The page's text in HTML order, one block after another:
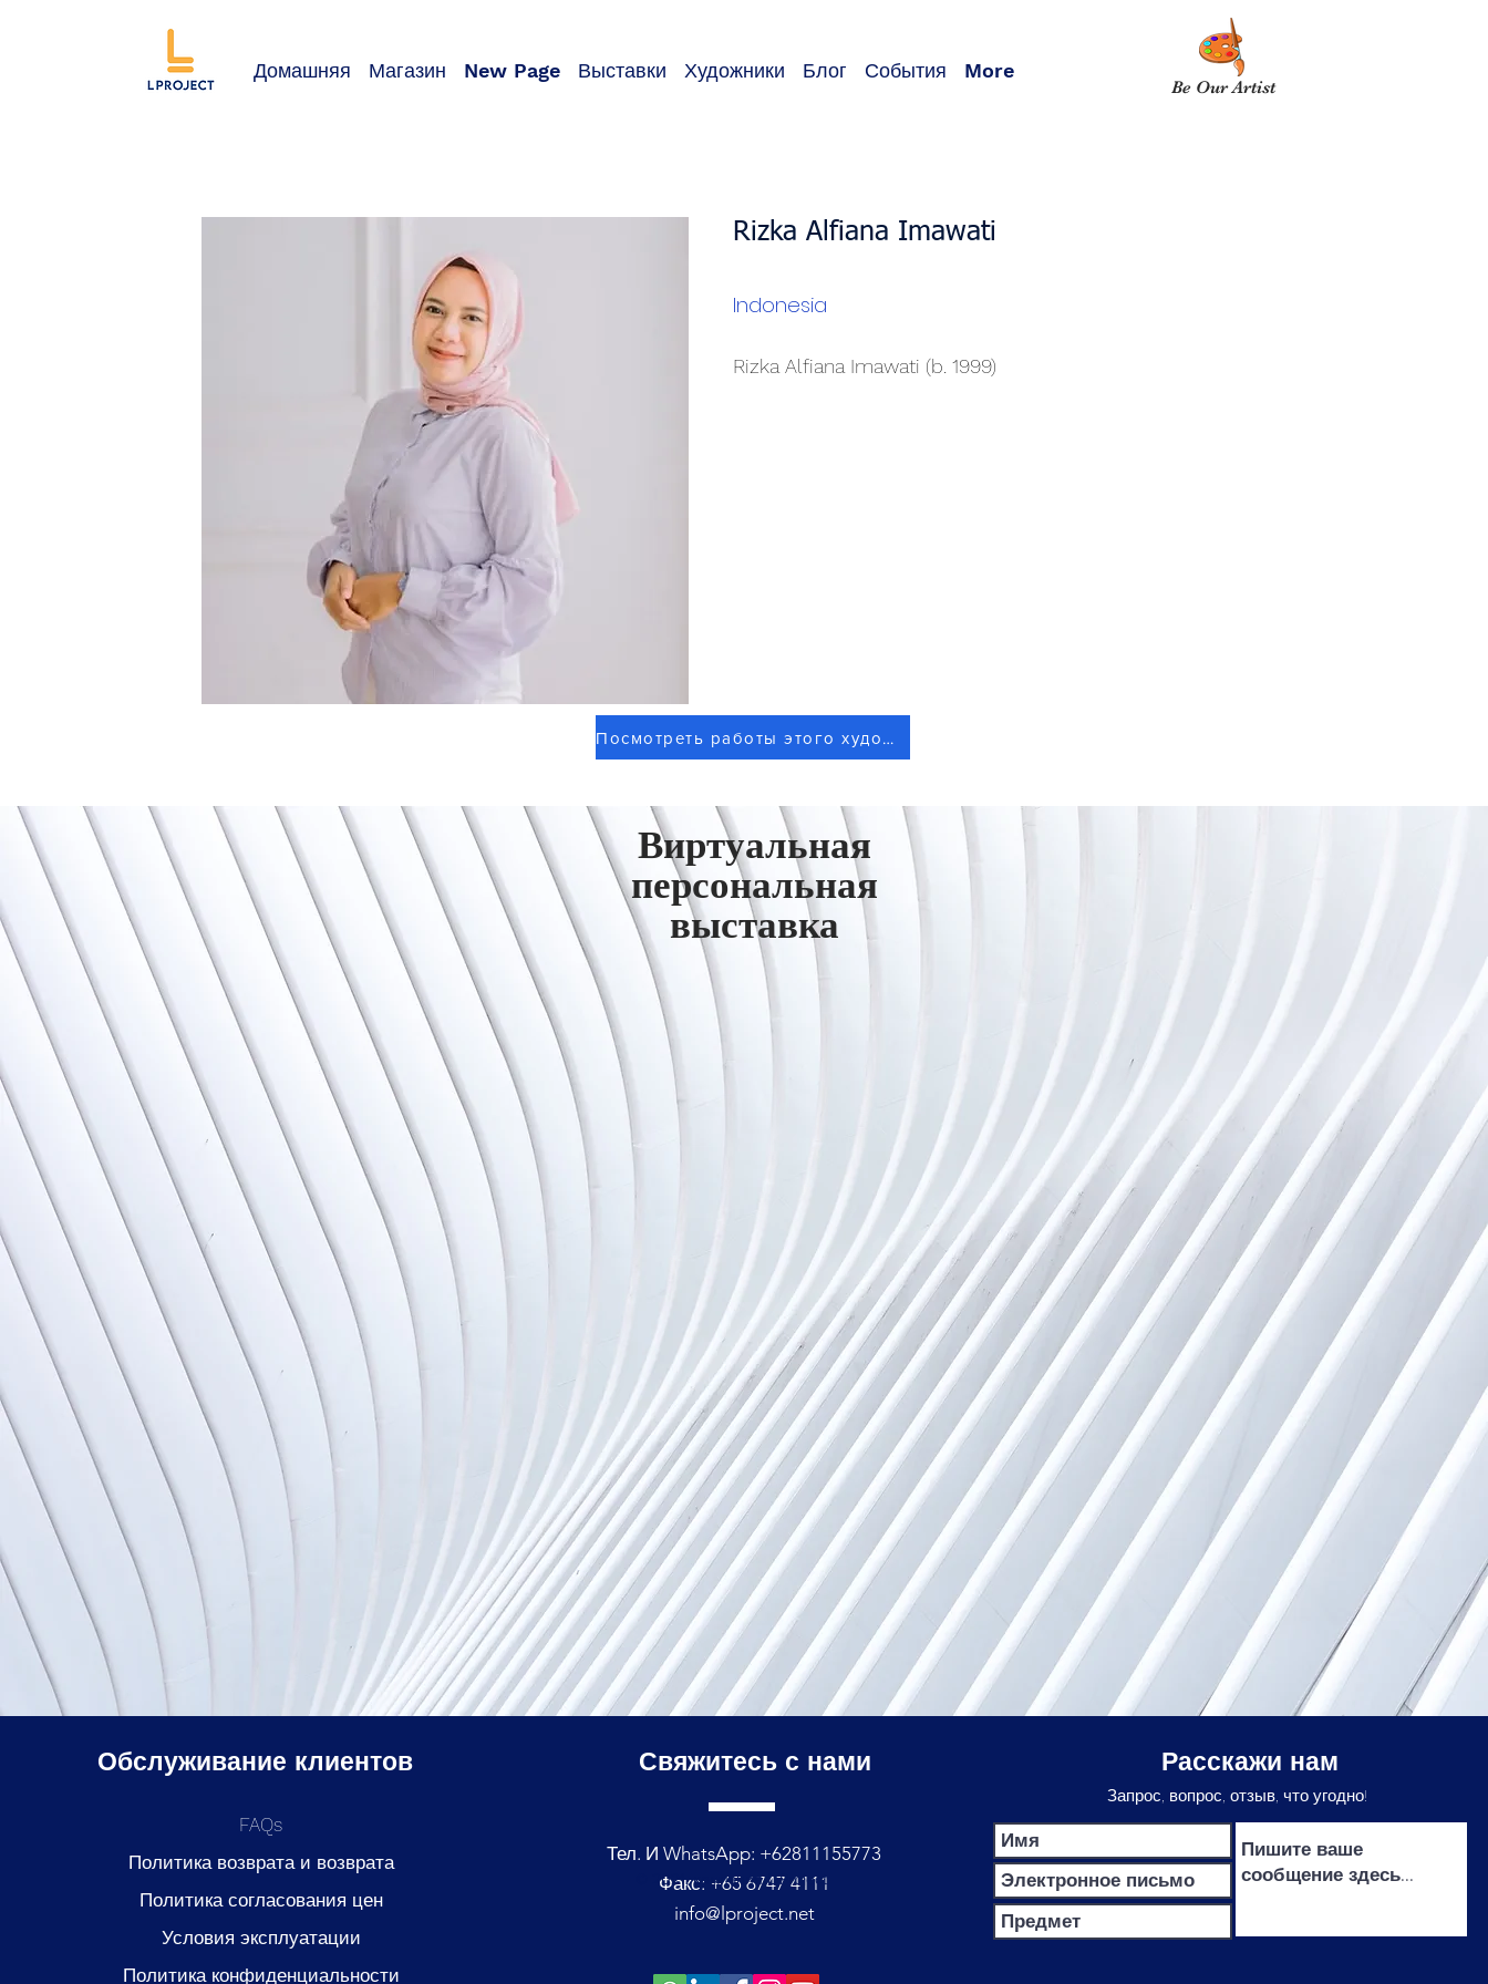
Домашняя Магазин New Page Выставки Художники Блог События More
Be Our Artist
Rizka Alfiana Imawati
Indonesia
Rizka Alfiana Imawati (b. 1999)
Посмотреть работы этого художника
Виртуальная
персональная
выставка
Обслуживание клиентов
FAQs
Политика возврата и возврата
Политика согласования цен
Условия эксплуатации
Политика конфиденциальности
Свяжитесь с нами
Тел. И WhatsApp: +62811155773
Факс: +65 6747 4111
info@lproject.net
Расскажи нам
Запрос, вопрос, отзыв, что угодно!
© 2021, компания L Project